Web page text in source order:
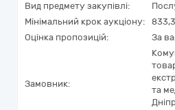
Вид предмету закупівлі:
Мінімальний крок аукціону:
Оцінка пропозицій:
За
Замовник:
та